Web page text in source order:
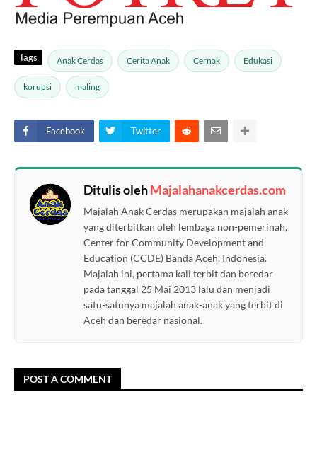
Tags Anak Cerdas Cerita Anak Cernak Edukasi
korupsi maling
Facebook Twitter
Ditulis olehMajalahanakcerdas.com
Majalah Anak Cerdas merupakan majalah anak
yang diterbitkan oleh lembaga non-pemerinah,
Center for Community Development and
Education (CCDE) Banda Aceh, Indonesia.
Majalah ini, pertama kali terbit dan beredar
pada tanggal 25 Mai 2013 lalu dan menjadi
satu-satunya majalah anak-anak yang terbit di
Aceh dan beredar nasional.
POST A COMMENT